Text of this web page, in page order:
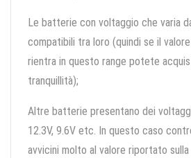
Le batterie con voltaggio che varia
compatibili tra loro (quindi se il
rientra in questo range potete
tranquillità);
Altre batterie presentano dei
12.3V, 9.6V etc. In questo caso
avvicini molto al valore riportato